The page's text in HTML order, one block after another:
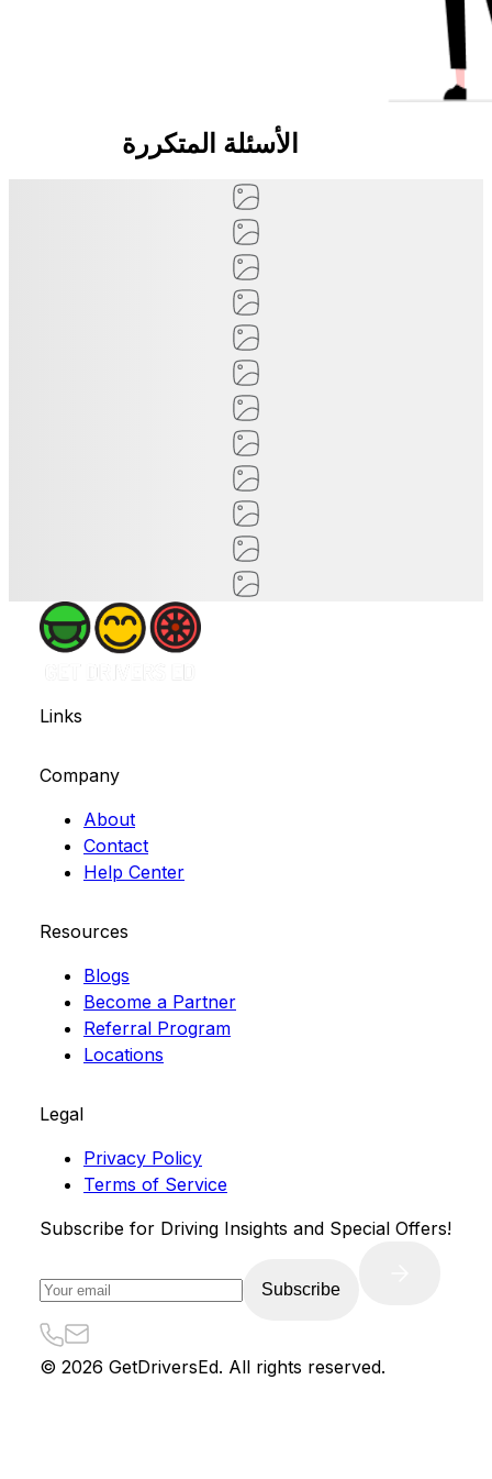
الأسئلة المتكررة
Links
Company
About
Contact
Help Center
Resources
Blogs
Become a Partner
Referral Program
Locations
Legal
Privacy Policy
Terms of Service
Subscribe for Driving Insights and Special Offers!
Subscribe
© 2026 GetDriversEd. All rights reserved.